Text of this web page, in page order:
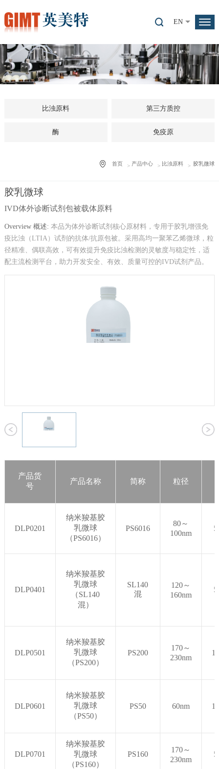
EN
比浊原料 第三方质控
酶 免疫原
首页 产品中心 比浊原料 胶乳微球
胶乳微球
IVD体外诊断试剂包被载体原料
Overview 概述: 本品为体外诊断试剂核心原材料，专用于胶乳增强免
疫比浊（LTIA）试剂的抗体/抗原包被。采用高均一聚苯乙烯微球，粒
径精准、偶联高效，可有效提升免疫比浊检测的灵敏度与稳定性，适
配主流检测平台，助力开发安全、有效、质量可控的IVD试剂产品。
产品货
号
产品名称 简称 粒径
DLP0201
纳米羧基胶
乳微球
（PS6016）
PS6016
80～
100nm
DLP0401
纳米羧基胶
乳微球
（SL140
混）
SL140
混
120～
160nm
DLP0501
纳米羧基胶
乳微球
（PS200）
PS200
170～
230nm
DLP0601
纳米羧基胶
乳微球
（PS50）
PS50 60nm
DLP0701
纳米羧基胶
乳微球
（PS160）
PS160
170～
230nm